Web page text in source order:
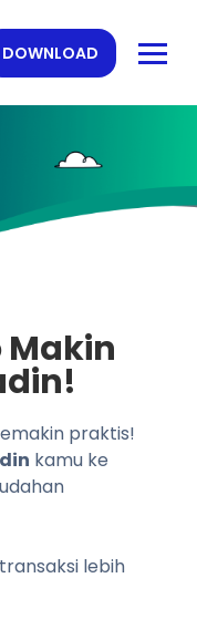
DOWNLOAD
Makin
praktis!
kamu ke
lebih